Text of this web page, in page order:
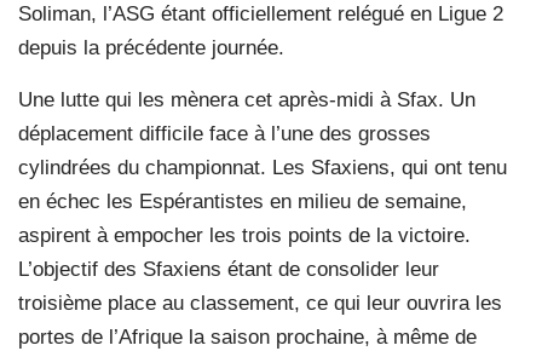
Soliman, l’ASG étant officiellement relégué en Ligue 2
depuis la précédente journée.
Une lutte qui les mènera cet après-midi à Sfax. Un
déplacement difficile face à l’une des grosses
cylindrées du championnat. Les Sfaxiens, qui ont tenu
en échec les Espérantistes en milieu de semaine,
aspirent à empocher les trois points de la victoire.
L’objectif des Sfaxiens étant de consolider leur
troisième place au classement, ce qui leur ouvrira les
portes de l’Afrique la saison prochaine, à même de